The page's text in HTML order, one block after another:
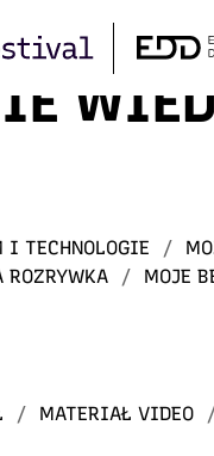
I TECHNOLOGIE /
ROZRYWKA / MOJE
/ MATERIAŁ VIDEO